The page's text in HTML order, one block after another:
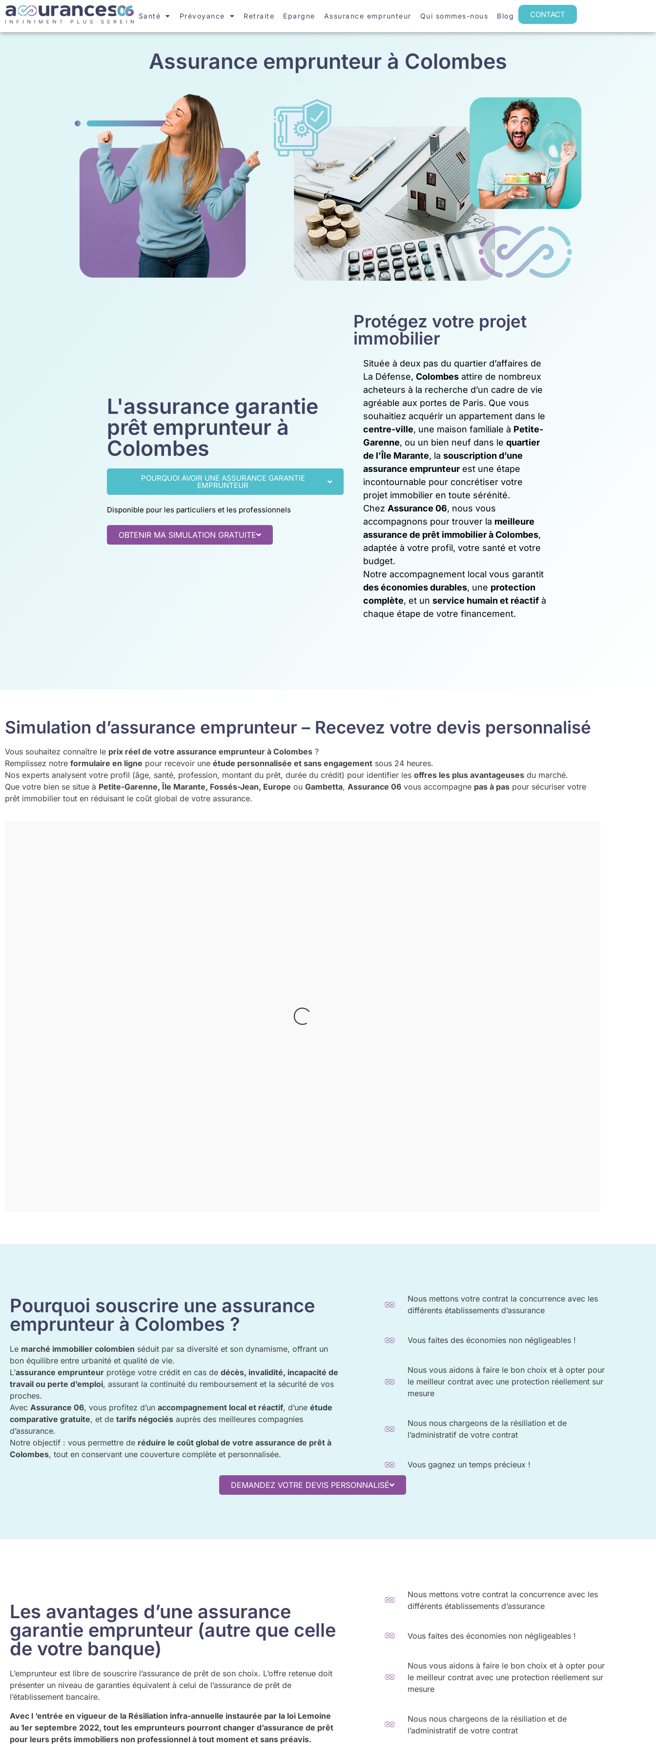
Santé Prévoyance Retraite Epargne Assurance emprunteur Qui sommes-nous Blog CONTACT
Assurance emprunteur à Colombes
L'assurance garantie
prêt emprunteur à
Colombes
POURQUOI AVOIR UNE ASSURANCE GARANTIE
EMPRUNTEUR
Disponible pour les particuliers et les professionnels
OBTENIR MA SIMULATION GRATUITE
Protégez votre projet
immobilier
Située à deux pas du quartier d’affaires de
La Défense, Colombesattire de nombreux
acheteurs à la recherche d’un cadre de vie
agréable aux portes de Paris. Que vous
souhaitiez acquérir un appartement dans le
centre-ville, une maison familiale à Petite-
Garenne, ou un bien neuf dans le quartier
de l’Île Marante, la souscription d’une
assurance emprunteurest une étape
incontournable pour concrétiser votre
projet immobilier en toute sérénité.
Chez Assurance 06, nous vous
accompagnons pour trouver la meilleure
assurance de prêt immobilier à Colombes,
adaptée à votre profil, votre santé et votre
budget.
Notre accompagnement local vous garantit
des économies durables, une protection
complète, et un service humain et réactifà
chaque étape de votre financement.
Simulation d’assurance emprunteur – Recevez votre devis personnalisé
Vous souhaitez connaître le prix réel de votre assurance emprunteur à Colombes ?
Remplissez notre formulaire en ligne pour recevoir une étude personnalisée et sans engagement sous 24 heures.
Nos experts analysent votre profil (âge, santé, profession, montant du prêt, durée du crédit) pour identifier les offres les plus avantageuses du marché.
Que votre bien se situe à Petite-Garenne, Île Marante, Fossés-Jean, Europe ou Gambetta, Assurance 06 vous accompagne pas à pas pour sécuriser votre
prêt immobilier tout en réduisant le coût global de votre assurance.
Pourquoi souscrire une assurance
emprunteur à Colombes ?
Le marché immobilier colombien séduit par sa diversité et son dynamisme, offrant un
bon équilibre entre urbanité et qualité de vie.
L’assurance emprunteur protège votre crédit en cas de décès, invalidité, incapacité de
travail ou perte d’emploi, assurant la continuité du remboursement et la sécurité de vos
proches.
Avec Assurance 06, vous profitez d’un accompagnement local et réactif, d’une étude
comparative gratuite, et de tarifs négociés auprès des meilleures compagnies
d’assurance.
Notre objectif : vous permettre de réduire le coût global de votre assurance de prêt à
Colombes, tout en conservant une couverture complète et personnalisée.
Nous mettons votre contrat la concurrence avec les
différents établissements d’assurance
Vous faites des économies non négligeables !
Nous vous aidons à faire le bon choix et à opter pour
le meilleur contrat avec une protection réellement sur
mesure
Nous nous chargeons de la résiliation et de
l’administratif de votre contrat
Vous gagnez un temps précieux !
DEMANDEZ VOTRE DEVIS PERSONNALISÉ
Les avantages d’une assurance
garantie emprunteur (autre que celle
de votre banque)
L’emprunteur est libre de souscrire l’assurance de prêt de son choix. L’offre retenue doit
présenter un niveau de garanties équivalent à celui de l’assurance de prêt de
l’établissement bancaire.
Avec l ‘entrée en vigueur de la Résiliation infra-annuelle instaurée par la loi Lemoine
au 1er septembre 2022, tout les emprunteurs pourront changer d’assurance de prêt
pour leurs prêts immobiliers non professionnel à tout moment et sans préavis.
Nous mettons votre contrat la concurrence avec les
différents établissements d’assurance
Vous faites des économies non négligeables !
Nous vous aidons à faire le bon choix et à opter pour
le meilleur contrat avec une protection réellement sur
mesure
Nous nous chargeons de la résiliation et de
l’administratif de votre contrat